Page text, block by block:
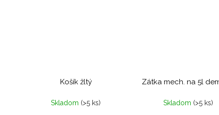
Košík žltý
Skladom (>5 ks)
Zátka mech. na 5l
Skladom (>5 ks)